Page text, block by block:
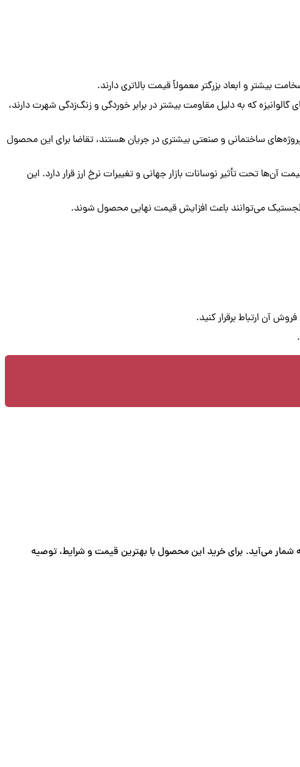
بیشتر و ابعاد بزرگتر معمولاً قیمت بالاتری دارند.
که به دلیل مقاومت بیشتر در برابر خوردگی و زنگ‌زدگی شهرت دارند،
پروژه‌های ساختمانی و صنعتی بیشتری در جریان هستند، تقاضا برای این محصول
آن‌ها تحت تأثیر نوسانات بازار جهانی و تغییرات نرخ ارز قرار دارد. این
لجستیک می‌توانند باعث افزایش قیمت نهایی محصول شوند.
آن ارتباط برقرار کنید.
شمار می‌آید. برای خرید این محصول با بهترین قیمت و شرایط، توصیه